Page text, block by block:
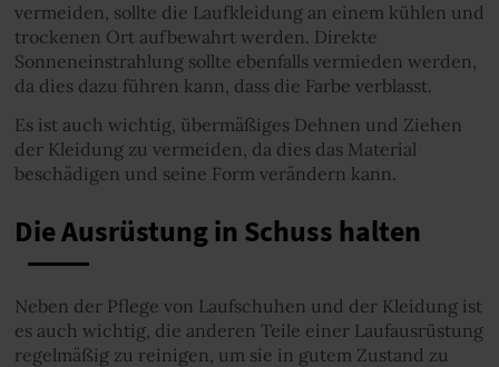
vermeiden, sollte die Laufkleidung an einem kühlen und
trockenen Ort aufbewahrt werden. Direkte
Sonneneinstrahlung sollte ebenfalls vermieden werden,
da dies dazu führen kann, dass die Farbe verblasst.
Es ist auch wichtig, übermäßiges Dehnen und Ziehen
der Kleidung zu vermeiden, da dies das Material
beschädigen und seine Form verändern kann.
Die Ausrüstung in Schuss halten
Neben der Pflege von Laufschuhen und der Kleidung ist
es auch wichtig, die anderen Teile einer Laufausrüstung
regelmäßig zu reinigen, um sie in gutem Zustand zu